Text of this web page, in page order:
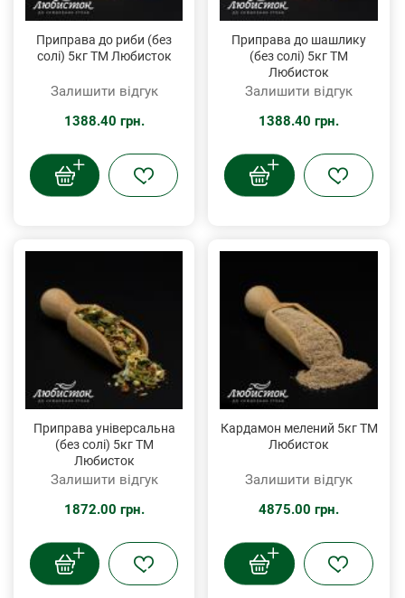
Приправа до риби (без
солі) 5кг ТМ Любисток
Залишити відгук
1388.40 грн.
Приправа до шашлику
(без солі) 5кг ТМ
Любисток
Залишити відгук
1388.40 грн.
Приправа універсальна
(без солі) 5кг ТМ
Любисток
Залишити відгук
1872.00 грн.
Кардамон мелений 5кг ТМ
Любисток
Залишити відгук
4875.00 грн.